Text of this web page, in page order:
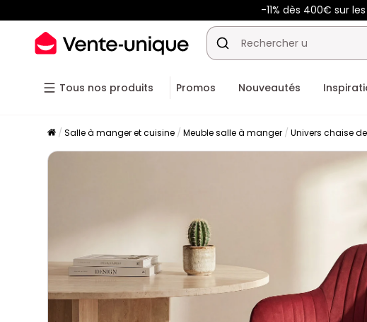
-11% dès 400€ sur
Tous nos produits Promos Nouveautés
Salle à manger et cuisine Meuble salle à manger Univers chaise